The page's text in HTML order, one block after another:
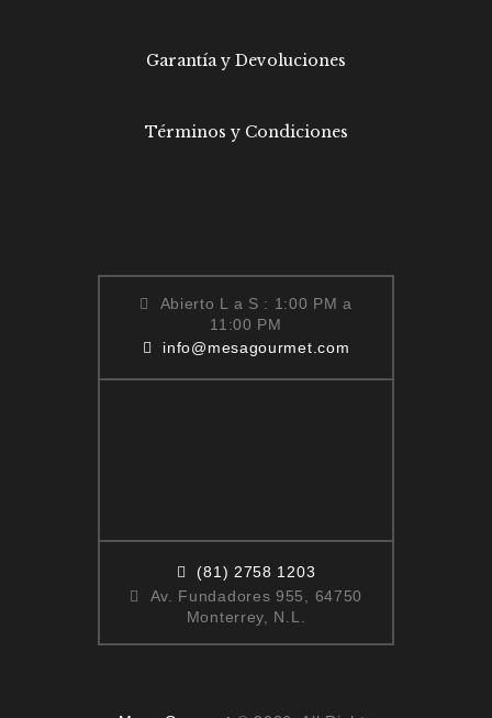
Garantía y Devoluciones
Términos y Condiciones
Abierto L a S : 1:00 PM a
11:00 PM
info@mesagourmet.com
(81) 2758 1203
Av. Fundadores 955, 64750
Monterrey, N.L.